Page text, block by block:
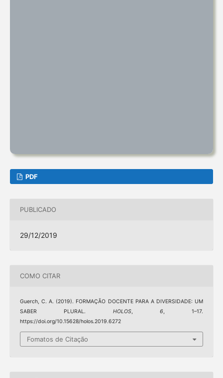
PDF
PUBLICADO
29/12/2019
COMO CITAR
Guerch, C. A. (2019). FORMAÇÃO DOCENTE PARA A DIVERSIDADE: UM
SABER PLURAL. HOLOS, 6, 1–17.
https://doi.org/10.15628/holos.2019.6272
Fomatos de Citação